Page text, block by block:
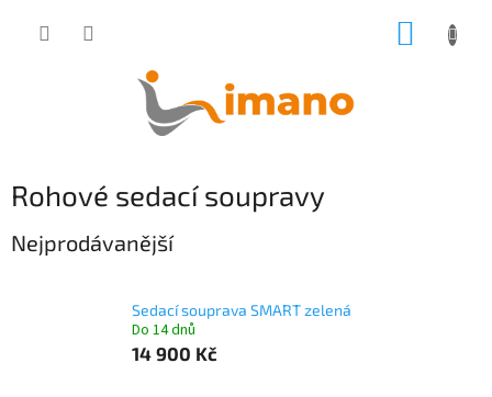
Rohové sedací soupravy
Nejprodávanější
Sedací souprava SMART zelená
Do 14 dnů
14 900 Kč